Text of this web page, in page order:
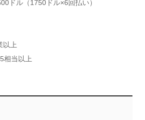
ドル（1750ドル×6回払い）
以上
相当以上